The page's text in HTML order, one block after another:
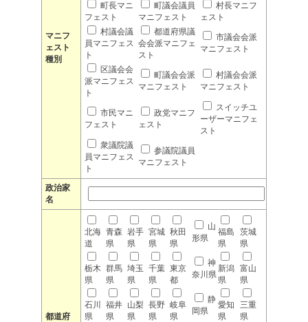
マニフ
ェスト
種別
町長マニ
フェスト
町議会議員
マニフェスト
村長マニフ
ェスト
村議会議
員マニフェス
ト
都道府県議
会会派マニフェ
スト
市議会会派
マニフェスト
区議会会
派マニフェス
ト
町議会会派
マニフェスト
村議会会派
マニフェスト
市民マニ
フェスト
政党マニフ
ェスト
スイッチユ
ーザーマニフェ
スト
衆議院議
員マニフェス
ト
参議院議員
マニフェスト
政治家
名
都道府
北海
道
青森
県
岩手
県
宮城
県
秋田
県
山
形県
福島
県
茨城
県
栃木
県
群馬
県
埼玉
県
千葉
県
東京
都
神
奈川県
新潟
県
富山
県
石川
県
福井
県
山梨
県
長野
県
岐阜
県
静
岡県
愛知
県
三重
県